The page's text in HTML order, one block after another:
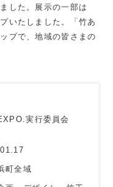
した。展示の一部は
いたしました。「竹あ
プで、地域の皆さまの
実行委員会
町全域